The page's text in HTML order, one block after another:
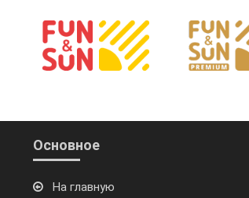
Основное
На главную